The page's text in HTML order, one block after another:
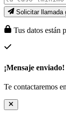
Solicitar
Tus datos están
¡Mensaje enviado!
Te contactaremos